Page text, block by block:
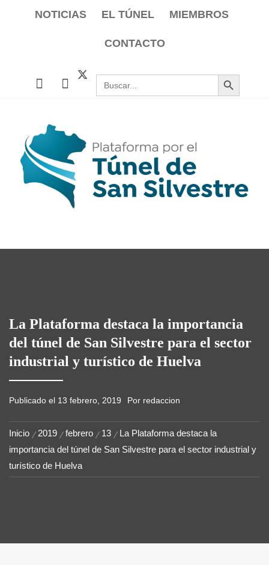
NOTICIAS EL TÚNEL MIEMBROS
CONTACTO
Buscar: Botón de búsqueda
La Plataforma destaca la importancia
del túnel de San Silvestre para el sector
industrial y turístico de Huelva
Publicado el 13 febrero, 2019 Por redaccion
Inicio 2019 febrero 13
La Plataforma destaca la
importancia del túnel de San Silvestre para el sector industrial y
turístico de Huelva